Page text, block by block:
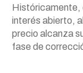
Históricamente,
interés abierto,
precio alcanza
fase de